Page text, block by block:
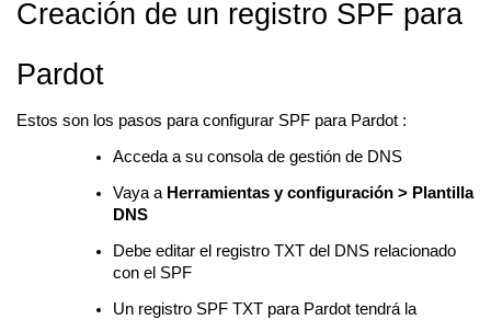
Creación de un registro SPF para
Pardot
Estos son los pasos para configurar SPF para Pardot :
Acceda a su consola de gestión de DNS
Vaya a Herramientas y configuración > Plantilla
DNS
Debe editar el registro TXT del DNS relacionado
con el SPF
Un registro SPF TXT para Pardot tendrá la